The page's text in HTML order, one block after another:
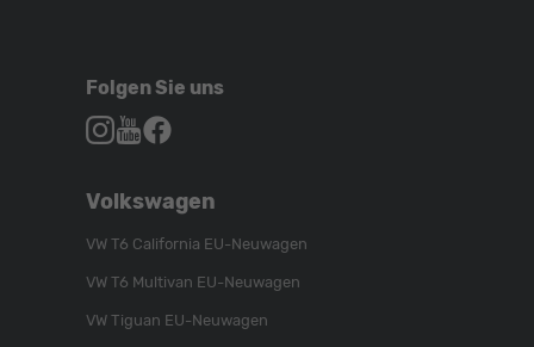
Folgen Sie uns
Autohaus
Sie
Instagram
Autohaus
Sie
Kanal
Sie
Facebook
Volkswagen
VW T6 California EU-Neuwagen
VW T6 Multivan EU-Neuwagen
VW Tiguan EU-Neuwagen